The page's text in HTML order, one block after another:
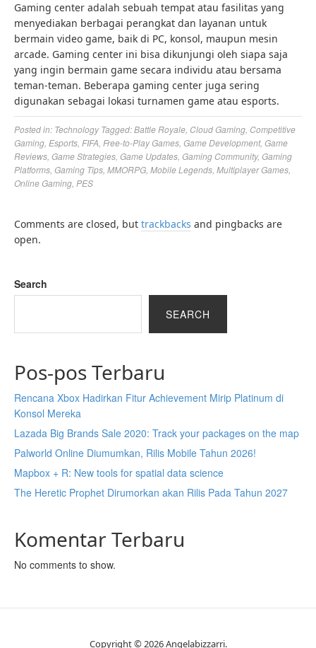
Gaming center adalah sebuah tempat atau fasilitas yang
menyediakan berbagai perangkat dan layanan untuk
bermain video game, baik di PC, konsol, maupun mesin
arcade. Gaming center ini bisa dikunjungi oleh siapa saja
yang ingin bermain game secara individu atau bersama
teman-teman. Beberapa gaming center juga sering
digunakan sebagai lokasi turnamen game atau esports.
Posted in: Technology Tagged:Battle Royale Cloud Gaming Competitive
Gaming Esports FIFA Free-to-Play Games Game Development, Game
Reviews Game Strategies Game Updates Gaming Community, Gaming
Platforms Gaming Tips MMORPG Mobile Legends Multiplayer Games
Online Gaming PES
Comments are closed, but trackbacks and pingbacks are
open.
Search
SEARCH
Pos-pos Terbaru
Rencana Xbox Hadirkan Fitur Achievement Mirip Platinum di
Konsol Mereka
Lazada Big Brands Sale 2020: Track your packages on the map
Palworld Online Diumumkan, Rilis Mobile Tahun 2026!
Mapbox + R: New tools for spatial data science
The Heretic Prophet Dirumorkan akan Rilis Pada Tahun 2027
Komentar Terbaru
No comments to show.
Copyright © 2026 Angelabizzarri.